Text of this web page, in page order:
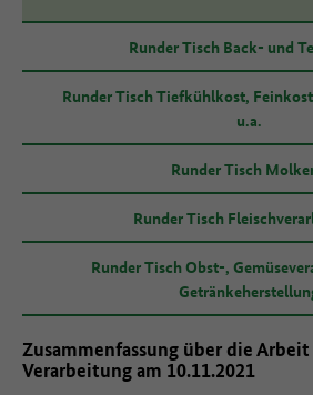
Runder Tisch Back- und
Runder Tisch Tiefkühlkost,
u.a.
Runder Tisch
Runder Tisch
Runder Tisch Obst-,
Zusammenfassung über die
Verarbeitung am 10.11.2021